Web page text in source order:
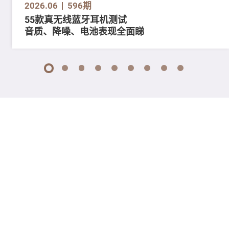
2026.06 596期
55款真无线蓝牙耳机测试
音质、降噪、电池表现全面睇
1 2 3 4 5 6 7 8 9